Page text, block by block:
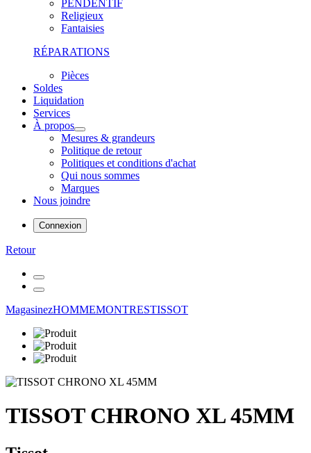
PENDENTIF
Religieux
Fantaisies
RÉPARATIONS
Pièces
Soldes
Liquidation
Services
À propos
Mesures & grandeurs
Politique de retour
Politiques et conditions d'achat
Qui nous sommes
Marques
Nous joindre
Connexion
Retour
MagasinezHOMMEMONTRESTISSOT
TISSOT CHRONO XL 45MM